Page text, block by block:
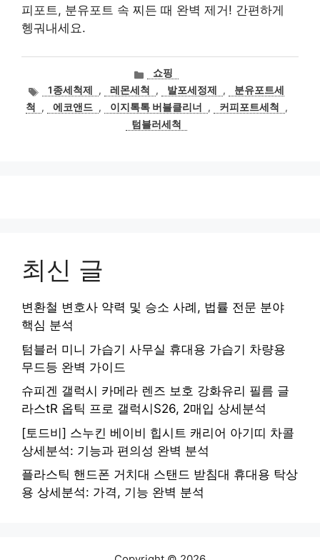
피포트, 분유포트 속 찌든 때 완벽 제거! 간편하게
헹궈내세요.
카
테
고
리
쇼핑
태1종세척제 , 레몬세척 , 발포세정제 ,
분유포트세
척
, 에코앤드 , 이지톡톡 버블클리너 , 커피포트세척
,
텀블러세척
최신 글
변환철 변호사 약력 및 승소 사례, 법률 전문 분야
핵심 분석
텀블러 미니 가습기 사무실 휴대용 가습기 차량용
무드등 완벽 가이드
슈피겐 갤럭시 카메라 렌즈 보호 강화유리 필름 글
라스tR 옵틱 프로 갤럭시S26, 2매입 상세분석
[토드비] 스누킨 베이비 힙시트 캐리어 아기띠 차콜
상세분석: 기능과 편의성 완벽 분석
플라스틱 핸드폰 거치대 스탠드 받침대 휴대용 탁상
용 상세분석: 가격, 기능 완벽 분석